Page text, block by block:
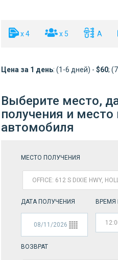
x 4 x 5 A
Цена за 1 день: (1-6 дней) - $60;
Выберите место,
получения и место
автомобиля
МЕСТО ПОЛУЧЕНИЯ
ДАТА ПОЛУЧЕНИЯ ВРЕМЯ
ВОЗВРАТ